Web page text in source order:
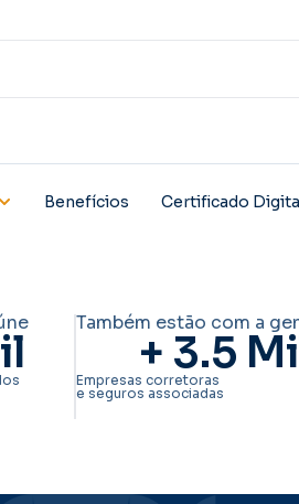
Benefícios Certificado
Também estão com a
+ 3.5
Empresas corretoras
e seguros associadas